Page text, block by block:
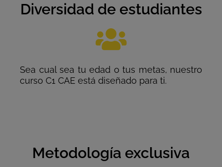
Diversidad de estudiantes
Sea cual sea tu edad o tus metas, nuestro
curso C1 CAE está diseñado para ti.
Metodología exclusiva